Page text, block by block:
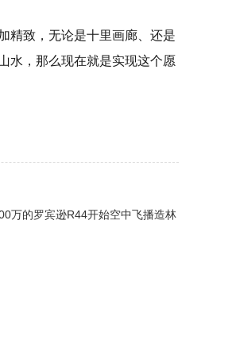
精致，无论是十里画廊、还是
水，那么现在就是实现这个愿
万的罗宾逊R44开始空中飞播造林